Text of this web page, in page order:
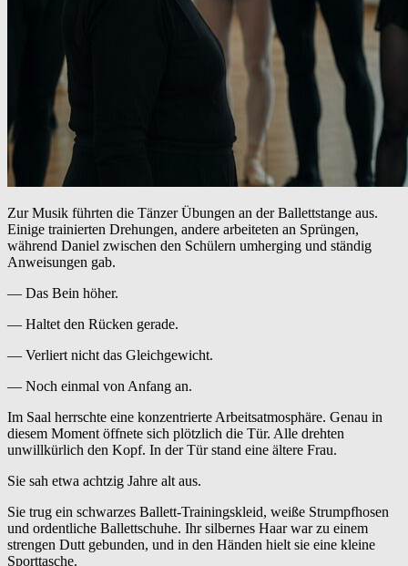
Zur Musik führten die Tänzer Übungen an der Ballettstange aus.
Einige trainierten Drehungen, andere arbeiteten an Sprüngen,
während Daniel zwischen den Schülern umherging und ständig
Anweisungen gab.
— Das Bein höher.
— Haltet den Rücken gerade.
— Verliert nicht das Gleichgewicht.
— Noch einmal von Anfang an.
Im Saal herrschte eine konzentrierte Arbeitsatmosphäre. Genau in
diesem Moment öffnete sich plötzlich die Tür. Alle drehten
unwillkürlich den Kopf. In der Tür stand eine ältere Frau.
Sie sah etwa achtzig Jahre alt aus.
Sie trug ein schwarzes Ballett-Trainingskleid, weiße Strumpfhosen
und ordentliche Ballettschuhe. Ihr silbernes Haar war zu einem
strengen Dutt gebunden, und in den Händen hielt sie eine kleine
Sporttasche.